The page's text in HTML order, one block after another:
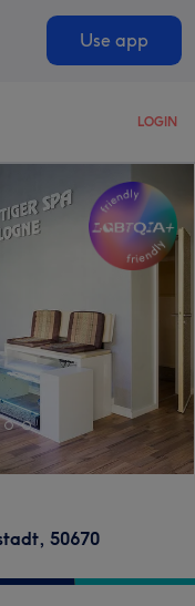
Use app
LOGIN
, 50670